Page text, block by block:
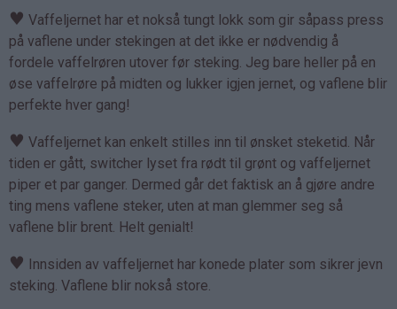
♥ Vaffeljernet har et nokså tungt lokk som gir såpass press
på vaflene under stekingen at det ikke er nødvendig å
fordele vaffelrøren utover før steking. Jeg bare heller på en
øse vaffelrøre på midten og lukker igjen jernet, og vaflene blir
perfekte hver gang!
♥ Vaffeljernet kan enkelt stilles inn til ønsket steketid. Når
tiden er gått, switcher lyset fra rødt til grønt og vaffeljernet
piper et par ganger. Dermed går det faktisk an å gjøre andre
ting mens vaflene steker, uten at man glemmer seg så
vaflene blir brent. Helt genialt!
♥ Innsiden av vaffeljernet har konede plater som sikrer jevn
steking. Vaflene blir nokså store.